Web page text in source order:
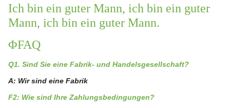
Ich bin ein guter Mann, ich bin ein guter
Mann, ich bin ein guter Mann.
ΦFAQ
Q1. Sind Sie eine Fabrik- und Handelsgesellschaft?
A: Wir sind eine Fabrik
F2: Wie sind Ihre Zahlungsbedingungen?